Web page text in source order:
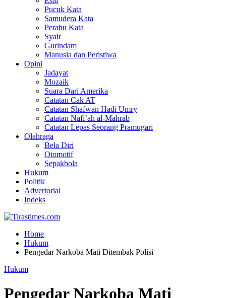
Pucuk Kata
Samudera Kata
Perahu Kata
Syair
Gurindam
Manusia dan Peristiwa
Opini
Jadayat
Mozaik
Suara Dari Amerika
Catatan Cak AT
Catatan Shafwan Hadi Umry
Catatan Nafi’ah al-Mahrab
Catatan Lepas Seorang Pramugari
Olahraga
Bela Diri
Otomotif
Sepakbola
Hukum
Politik
Advertorial
Indeks
Home
Hukum
Pengedar Narkoba Mati Ditembak Polisi
Hukum
Pengedar Narkoba Mati